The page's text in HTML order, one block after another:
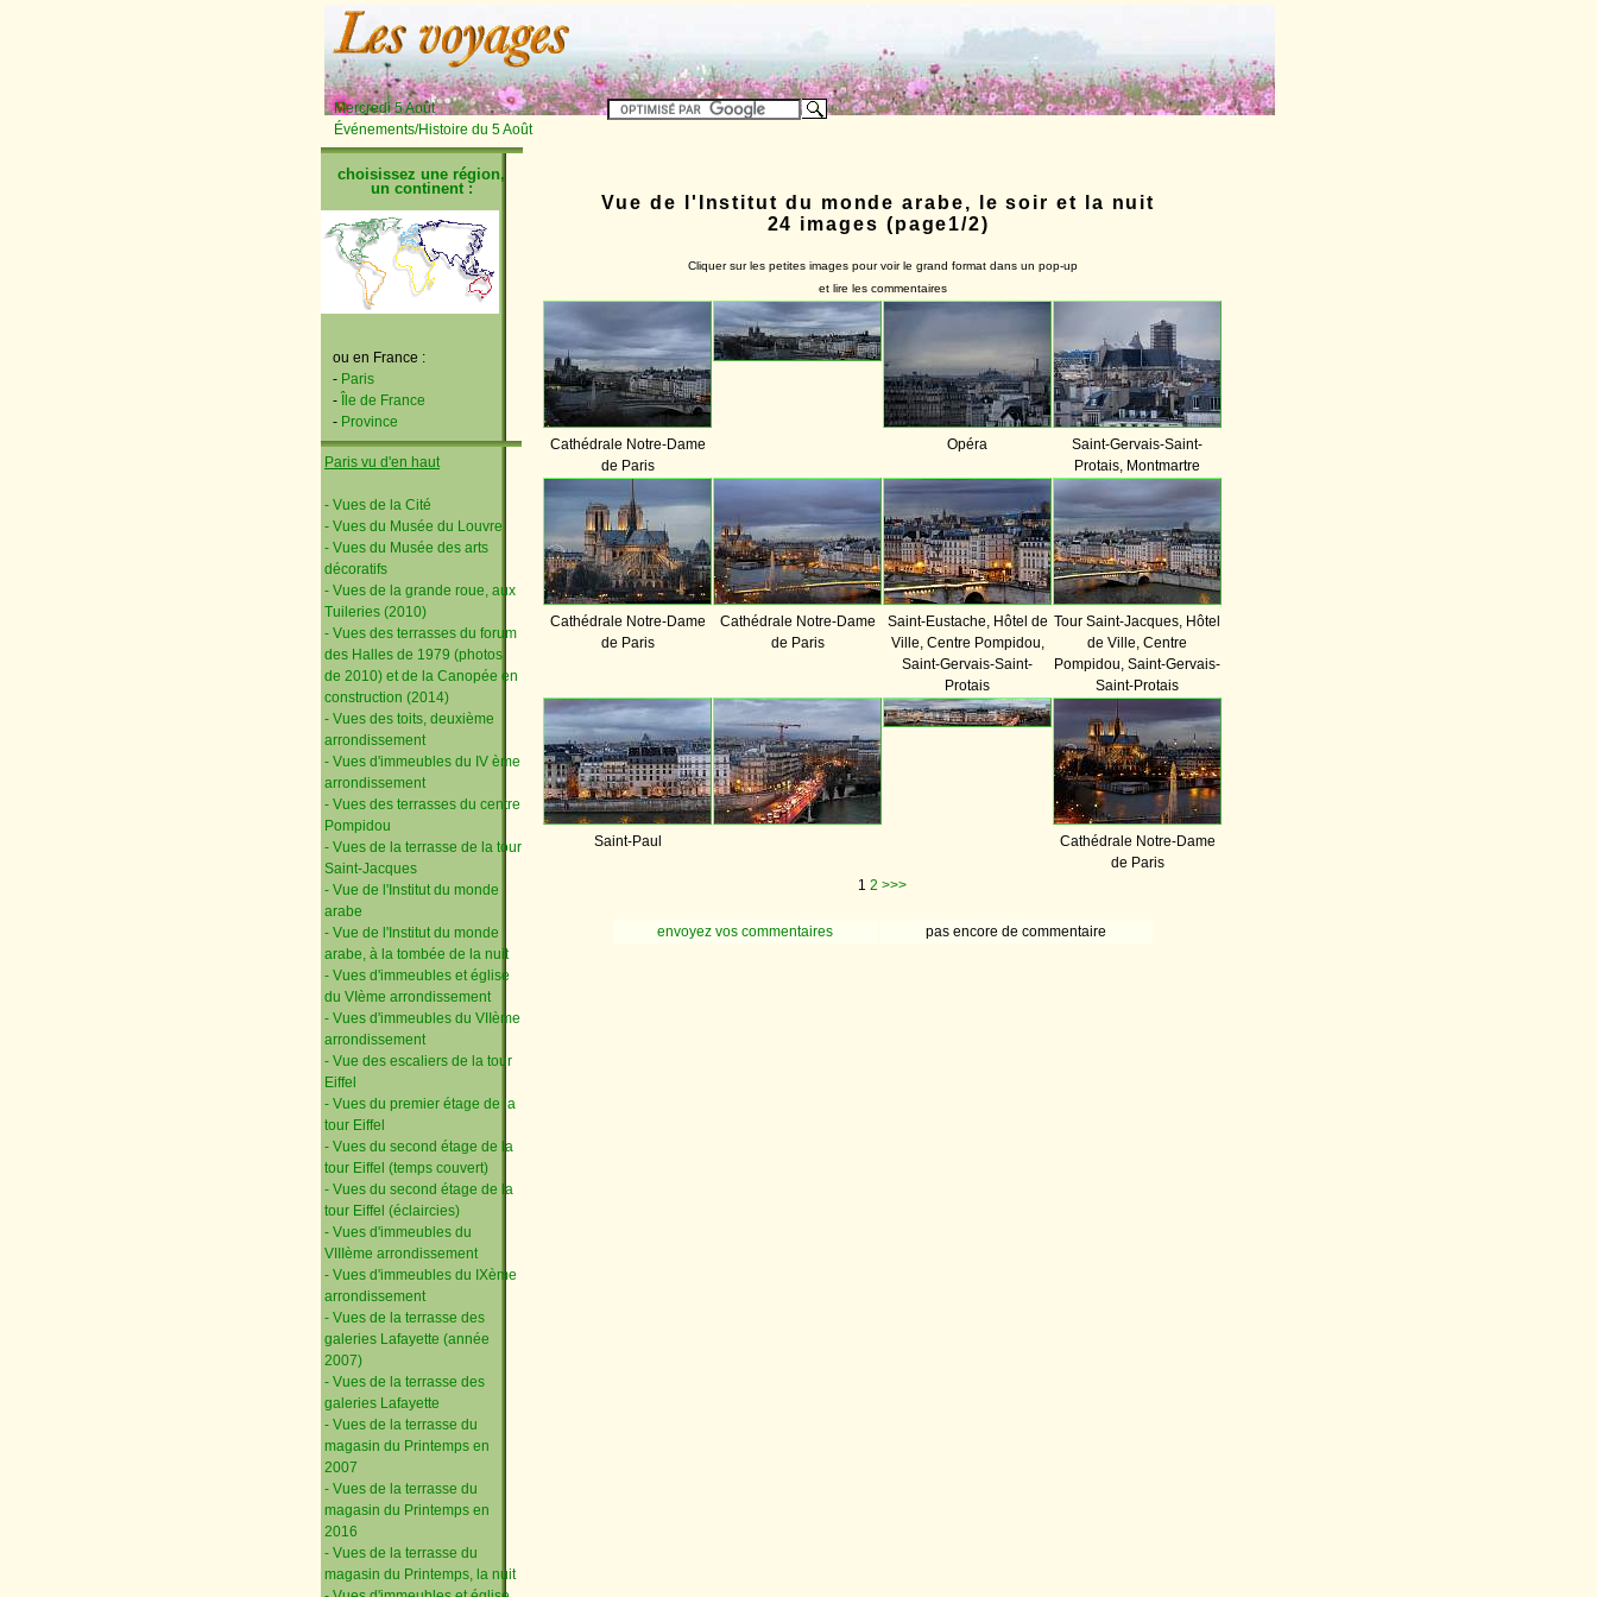
Mercredi 5 Août
Événements/Histoire du 5 Août
choisissez une région,
un continent :
ou en France :
- Paris
-
Île de France
- Province
Paris vu d'en haut
- Vues de la Cité
- Vues du Musée du Louvre
- Vues du Musée des arts
décoratifs
- Vues de la grande roue, aux
Tuileries (2010)
- Vues des terrasses du forum
des Halles de 1979 (photos
de 2010) et de la Canopée en
construction (2014)
- Vues des toits, deuxième
arrondissement
- Vues d'immeubles du IV ème
arrondissement
- Vues des terrasses du centre
Pompidou
- Vues de la terrasse de la tour
Saint-Jacques
- Vue de l'Institut du monde
arabe
- Vue de l'Institut du monde
arabe, à la tombée de la nuit
- Vues d'immeubles et église
du VIème arrondissement
- Vues d'immeubles du VIIème
arrondissement
- Vue des escaliers de la tour
Eiffel
- Vues du premier étage de la
tour Eiffel
- Vues du second étage de la
tour Eiffel (temps couvert)
- Vues du second étage de la
tour Eiffel (éclaircies)
- Vues d'immeubles du
VIIIème arrondissement
- Vues d'immeubles du IXème
arrondissement
- Vues de la terrasse des
galeries Lafayette (année
2007)
- Vues de la terrasse des
galeries Lafayette
- Vues de la terrasse du
magasin du Printemps en
2007
- Vues de la terrasse du
magasin du Printemps en
2016
- Vues de la terrasse du
magasin du Printemps, la nuit
Vue de l'Institut du monde arabe, le soir et la nuit
24 images (page1/2)
Cliquer sur les petites images pour voir le grand format dans un pop-up
et lire les commentaires
Cathédrale Notre-Dame
de Paris
Opéra
Saint-Gervais-Saint-
Protais, Montmartre
Cathédrale Notre-Dame
de Paris
Cathédrale Notre-Dame
de Paris
Saint-Eustache, Hôtel de
Ville, Centre Pompidou,
Saint-Gervais-Saint-
Protais
Tour Saint-Jacques, Hôtel
de Ville, Centre
Pompidou, Saint-Gervais-
Saint-Protais
Saint-Paul
Cathédrale Notre-Dame
de Paris
1 2 >>>
envoyez vos commentaires pas encore de commentaire